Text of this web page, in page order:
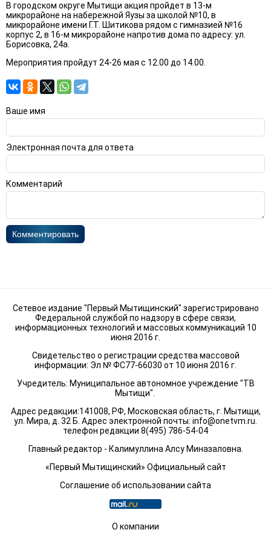
В городском округе Мытищи акция пройдет в 13-м
микрорайоне на набережной Яузы за школой №10, в
микрорайоне имени Г.Т. Шитикова рядом с гимназией №16
корпус 2, в 16-м микрорайоне напротив дома по адресу: ул.
Борисовка, 24а.
Мероприятия пройдут 24-26 мая с 12.00 до 14.00.
Ваше имя
Электронная почта для ответа
Комментарий
Комментировать
Сетевое издание "Первый Мытищинский" зарегистрировано
Федеральной службой по надзору в сфере связи,
информационных технологий и массовых коммуникаций 10
июня 2016 г.
Свидетельство о регистрации средства массовой
информации: Эл № ФС77-66030 от 10 июня 2016 г.
Учредитель: Муниципальное автономное учреждение "ТВ
Мытищи".
Адрес редакции:141008, РФ, Московская область, г. Мытищи,
ул. Мира, д. 32 Б. Адрес электронной почты: info@onetvm.ru.
телефон редакции 8(495) 786-54-04
Главный редактор - Калимуллина Алсу Миназаловна.
«Первый Мытищинский» Официальный сайт
Соглашение об использовании сайта
О компании